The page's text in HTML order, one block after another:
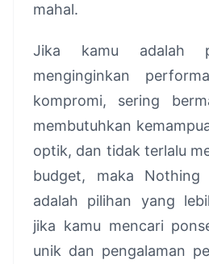
mahal.
Jika kamu adalah
menginginkan
kompromi, sering
membutuhkan
optik, dan tidak terlalu
budget, maka
adalah pilihan yang
jika kamu mencari
unik dan pengalaman